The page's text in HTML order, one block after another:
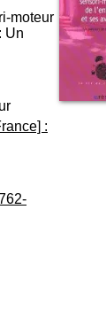
13h30-16h00
37 91 54 65
37 91 54 37
moteur
Un
: